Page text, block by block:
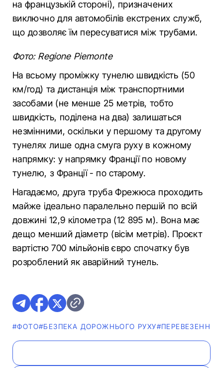
на французькій стороні), призначених
виключно для автомобілів екстрених служб,
що дозволяє їм пересуватися між трубами.
Фото: Regione Piemonte
На всьому проміжку тунелю швидкість (50
км/год) та дистанція між транспортними
засобами (не менше 25 метрів, тобто
швидкість, поділена на два) залишаться
незмінними, оскільки у першому та другому
тунелях лише одна смуга руху в кожному
напрямку: у напрямку Франції по новому
тунелю, з Франції - по старому.
Нагадаємо, друга труба Фрежюса проходить
майже ідеально паралельно першій по всій
довжині 12,9 кілометра (12 895 м). Вона має
дещо менший діаметр (вісім метрів). Проєкт
вартістю 700 мільйонів євро спочатку був
розроблений як аварійний тунель.
#ФОТО#БЕЗПЕКА ДОРОЖНЬОГО РУХУ#ПЕРЕВЕЗЕННЯ